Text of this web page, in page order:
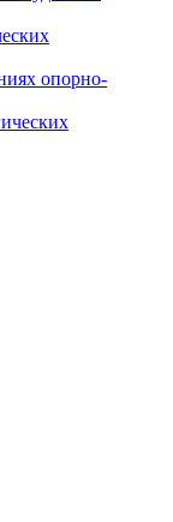
опорно-